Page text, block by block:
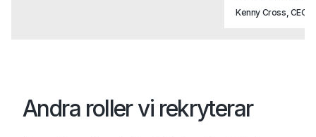
Kenny Cross, CEO,
Andra roller vi rekryterar